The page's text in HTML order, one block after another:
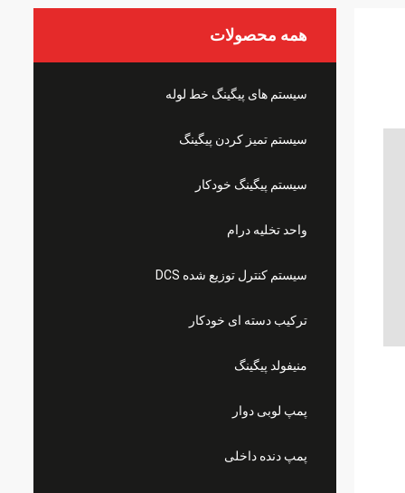
همه محصولات
سیستم های پیگینگ خط لوله
سیستم تمیز کردن پیگینگ
سیستم پیگینگ خودکار
واحد تخلیه درام
سیستم کنترل توزیع شده DCS
ترکیب دسته ای خودکار
منیفولد پیگینگ
پمپ لوبی دوار
پمپ دنده داخلی